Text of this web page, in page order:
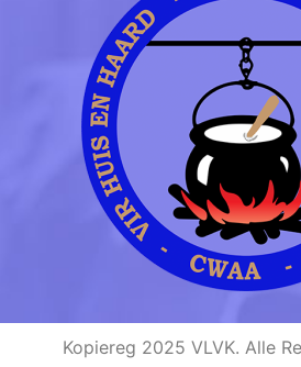
Kopiereg 2025 VLVK. Alle